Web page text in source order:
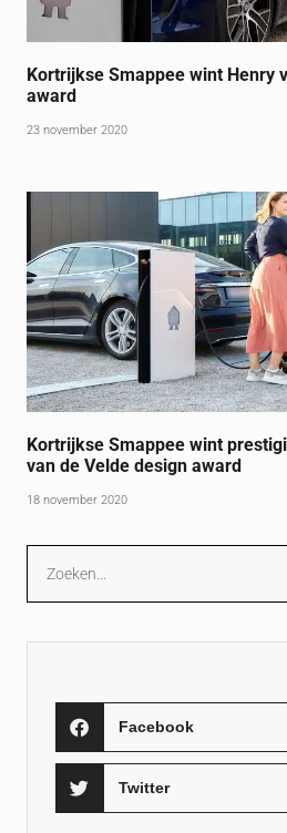
Kortrijkse Smappee wint Henry
award
23 november 2020
Kortrijkse Smappee wint
van de Velde design award
18 november 2020
Facebook
Twitter